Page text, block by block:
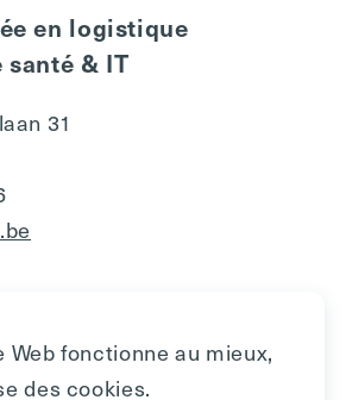
Web fonctionne au mieux,
des cookies.
en logistique
santé & IT
31